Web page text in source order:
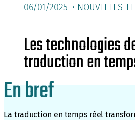
06/01/2025 • NOUVELLES
Les technologies
traduction en
En bref
La traduction en temps réel